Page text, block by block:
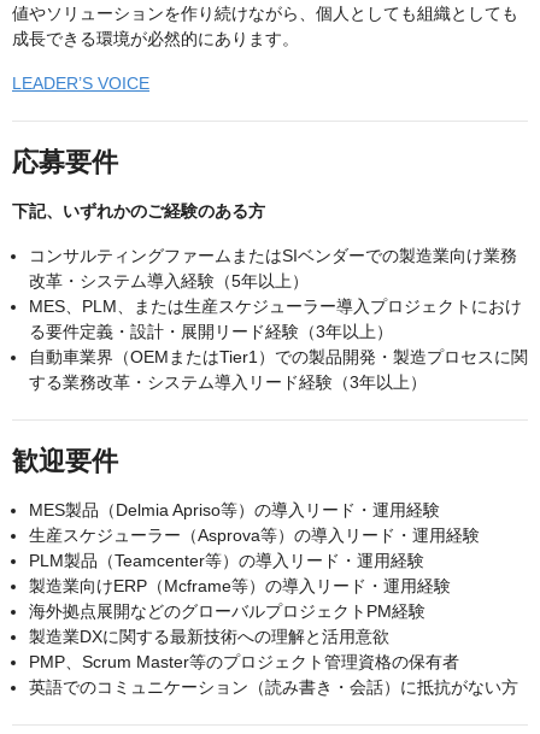
値やソリューションを作り続けながら、個人としても組織としても
成長できる環境が必然的にあります。
LEADER’S VOICE
応募要件
下記、いずれかのご経験のある方
コンサルティングファームまたはSIベンダーでの製造業向け業務
改革・システム導入経験（5年以上）
MES、PLM、または生産スケジューラー導入プロジェクトにおけ
る要件定義・設計・展開リード経験（3年以上）
自動車業界（OEMまたはTier1）での製品開発・製造プロセスに関
する業務改革・システム導入リード経験（3年以上）
歓迎要件
MES製品（Delmia Apriso等）の導入リード・運用経験
生産スケジューラー（Asprova等）の導入リード・運用経験
PLM製品（Teamcenter等）の導入リード・運用経験
製造業向けERP（Mcframe等）の導入リード・運用経験
海外拠点展開などのグローバルプロジェクトPM経験
製造業DXに関する最新技術への理解と活用意欲
PMP、Scrum Master等のプロジェクト管理資格の保有者
英語でのコミュニケーション（読み書き・会話）に抵抗がない方